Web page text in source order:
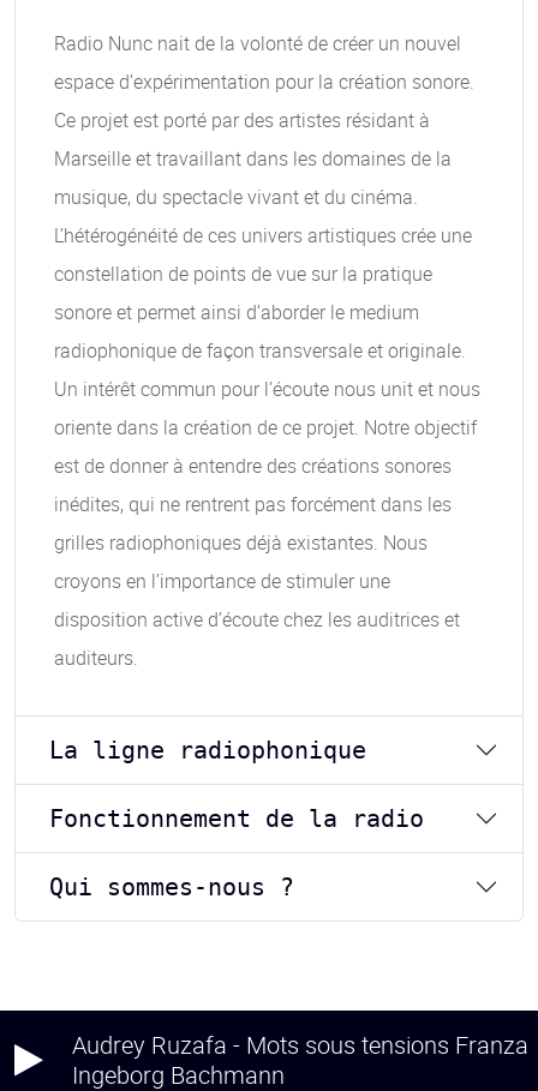
Radio Nunc nait de la volonté de créer un nouvel
espace d’expérimentation pour la création sonore.
Ce projet est porté par des artistes résidant à
Marseille et travaillant dans les domaines de la
musique, du spectacle vivant et du cinéma.
L’hétérogénéité de ces univers artistiques crée une
constellation de points de vue sur la pratique
sonore et permet ainsi d’aborder le medium
radiophonique de façon transversale et originale.
Un intérêt commun pour l’écoute nous unit et nous
oriente dans la création de ce projet. Notre objectif
est de donner à entendre des créations sonores
inédites, qui ne rentrent pas forcément dans les
grilles radiophoniques déjà existantes. Nous
croyons en l’importance de stimuler une
disposition active d’écoute chez les auditrices et
auditeurs.
La ligne radiophonique
Fonctionnement de la radio
Qui sommes-nous ?
Audrey Ruzafa - Mots sous tensions Franza
Ingeborg Bachmann